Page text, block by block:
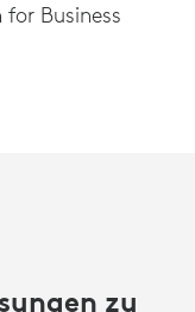
Business
zu